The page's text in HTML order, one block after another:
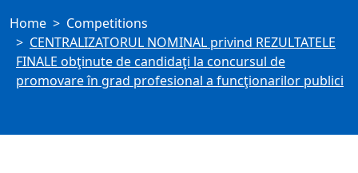
Home
Competitions
CENTRALIZATORUL NOMINAL privind REZULTATELE
FINALE obţinute de candidaţi la concursul de
promovare în grad profesional a funcţionarilor publici